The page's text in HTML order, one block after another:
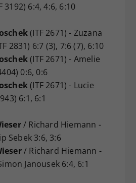
3192) 6:4, 4:6, 6:10
(ITF 2671) - Zuzana
2831) 6:7 (3), 7:6 (7), 6:10
(ITF 2671) - Amelie
0:6, 0:6
(ITF 2671) - Lucie
6:1, 6:1
/ Richard Hiemann -
Sebek 3:6, 3:6
/ Richard Hiemann -
Janousek 6:4, 6:1